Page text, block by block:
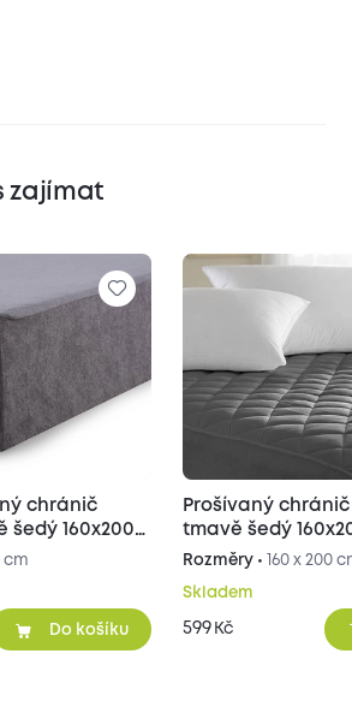
zajímat
chránič
šedý 160x200
cm
Do košíku
Prošívaný chránič matrace -
tmavě šedý
Rozměry • 160 x 200
Skladem
599 Kč